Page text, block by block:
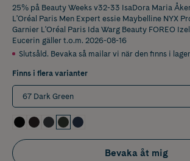
25% på Beauty Weeks v32-33 IsaDora Maria
L'Oréal Paris Men Expert essie Maybelline NYX
Garnier L'Oréal Paris Ida Warg Beauty FOREO
Eucerin gäller t.o.m. 2026-08-16
Slutsåld. Bevaka så mailar vi när den finns i lager
Finns i flera varianter
67 Dark Green
Bevaka åt mig